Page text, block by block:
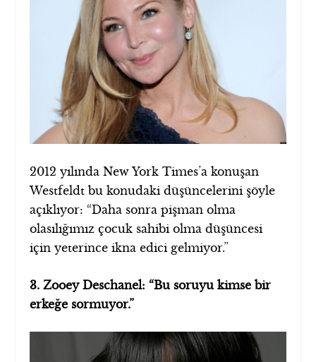
2012 yılında New York Times’a konuşan
Westfeldt bu konudaki düşüncelerini şöyle
açıklıyor: “Daha sonra pişman olma
olasılığımız çocuk sahibi olma düşüncesi
için yeterince ikna edici gelmiyor.”
3. Zooey Deschanel: “Bu soruyu kimse bir
erkeğe sormuyor.”